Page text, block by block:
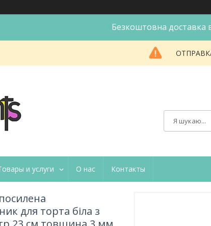
Безкоштовна доставка
и услуги О нас Контакты
для торта біла з